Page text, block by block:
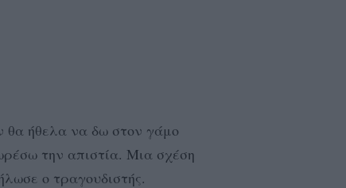
θα ήθελα να δω στον γάμο
την απιστία. Μια σχέση
ο τραγουδιστής.